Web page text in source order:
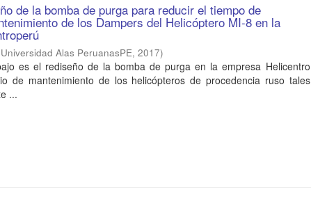
de la bomba de purga para reducir el tiempo de
de los Dampers del Helicóptero MI-8 en la
Universidad Alas PeruanasPE,2017)
es el rediseño de la bomba de purga en la empresa Helicentro
de mantenimiento de los helicópteros de procedencia ruso tales
...